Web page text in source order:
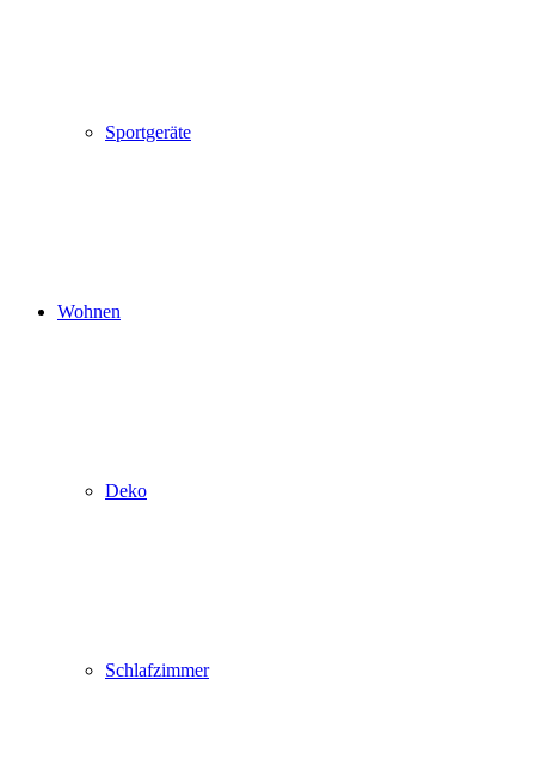
Sportgeräte
Wohnen
Deko
Schlafzimmer